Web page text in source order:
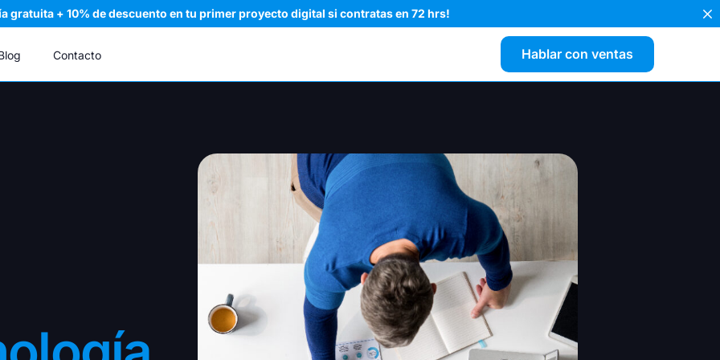
gratuita + 10% de descuento en tu primer proyecto digital si contratas en 72 hrs!
Agentes de IA
CRM
Contacto Hablar con ventas